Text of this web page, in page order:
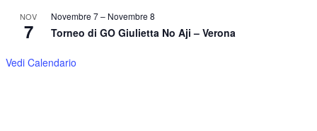
NOV
7
Novembre 7– Novembre 8
Torneo di GO Giulietta No Aji – Verona
Vedi Calendario